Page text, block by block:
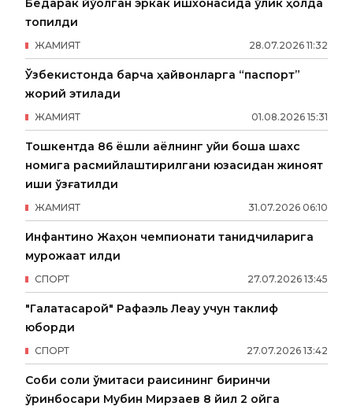
Бедарак йўқолган эркак ишхонасида ўлик ҳолда
топилди
28.07.2026 11:32
ЖАМИЯТ
Ўзбекистонда барча ҳайвонларга “паспорт”
жорий этилади
01.08.2026 15:31
ЖАМИЯТ
Тошкентда 86 ёшли аёлнинг уйи бошқа шахс
номига расмийлаштирилгани юзасидан жиноят
иши қўзғатилди
31.07.2026 06:10
ЖАМИЯТ
Инфантино Жаҳон чемпионати танқидчиларига
мурожаат қилди
27.07.2026 13:45
СПОРТ
"Галатасарой" Рафаэль Леау учун таклиф
юборди
27.07.2026 13:42
СПОРТ
Собиқ солиқ қўмитаси раисининг биринчи
ўринбосари Мубин Мирзаев 8 йил 2 ойга